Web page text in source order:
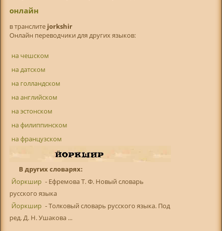
онлайн
в транслитe jorkshir
Онлайн переводчики для других языков:
на чешском
на датском
на голландском
на английском
на эстонском
на филиппинском
на французском
В других словарях:
Йоркшир - Ефремова Т. Ф. Новый словарь
русского языка
Йоркшир - Толковый словарь русского языка. Под
ред. Д. Н. Ушакова ...